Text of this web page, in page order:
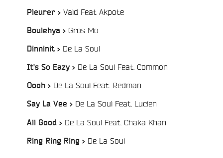
Pleurer > Vald Feat Akpote/
Boulehya > Gros Mo
Dinninit > De La Soul/
It's So Eazy > De La Soul Feat. Common
Oooh > De La Soul Feat. Redman
Say La Vee > De La Soul Feat. Lucien
All Good > De La Soul Feat. Chaka Khan
Ring Ring Ring > De La Soul/